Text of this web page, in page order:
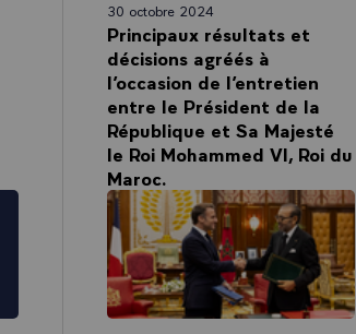
30 octobre 2024
Principaux résultats et
décisions agréés à
l’occasion de l’entretien
entre le Président de la
République et Sa Majesté
le Roi Mohammed VI, Roi du
Maroc.